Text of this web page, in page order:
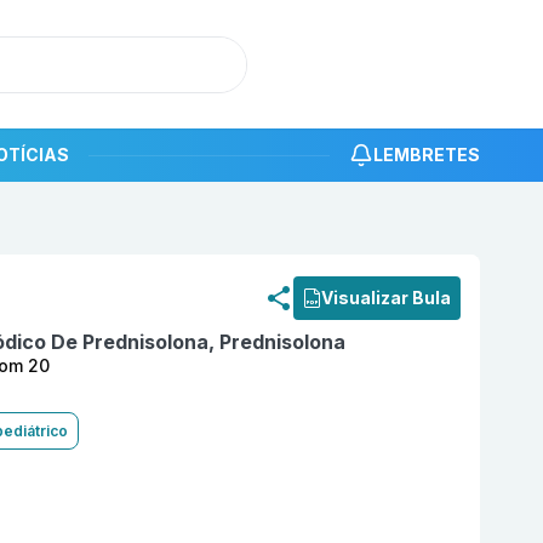
LEMBRETES
Visualizar Bula
De Prednisolona, Prednisolona
20